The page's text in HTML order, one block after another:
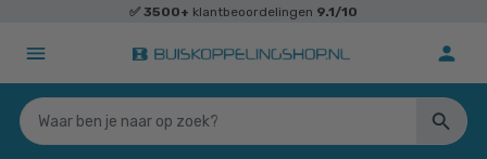
✅ 3500+ klantbeoordelingen 9.1/10